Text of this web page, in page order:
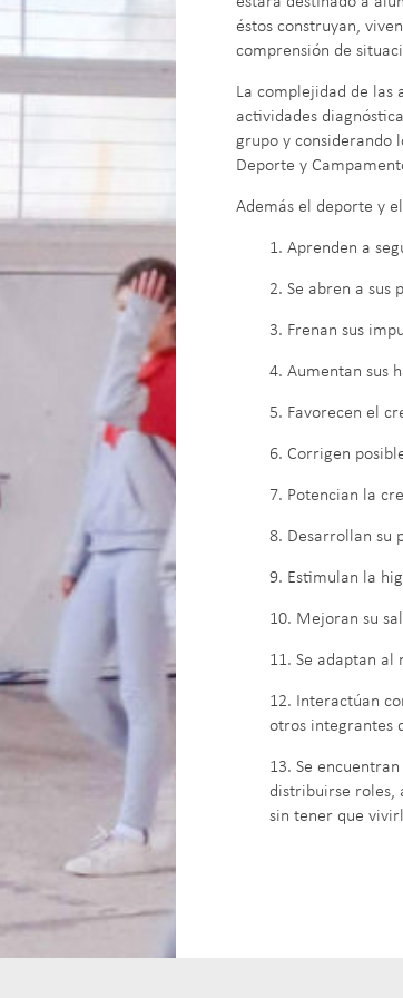
éstos construyan,
comprensión de
La complejidad de las
actividades
grupo y considerando
Deporte y
Además el deporte y
1. Aprenden a
2. Se abren a sus
3. Frenan sus
4. Aumentan sus
5. Favorecen el
6. Corrigen
7. Potencian la
8. Desarrollan su
9. Estimulan la
10. Mejoran su
11. Se adaptan
12. Interactúan
otros integrantes
13. Se
distribuirse roles,
sin tener que